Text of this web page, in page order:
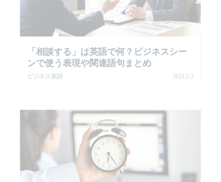
「相談する」は英語で何？ビジネスシー
ンで使う表現や関連語句まとめ
ビジネス英語 2021.5.3